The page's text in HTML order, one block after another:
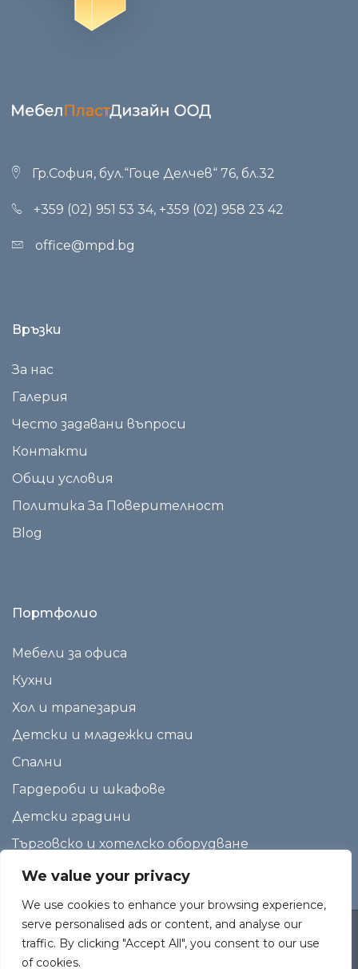
We value your privacy
We use cookies to enhance your browsing experience,
serve personalised ads or content, and analyse our
traffic. By clicking "Accept All", you consent to our use
of cookies.
Гр.София, бул.“Гоце Делчев“ 76, бл.32
+359 (02) 951 53 34, +359 (02) 958 23 42
office@mpd.bg
Връзки
За нас
Галерия
Често задавани въпроси
Контакти
Общи условия
Политика За Поверителност
Blog
Портфолио
Мебели за офиса
Кухни
Хол и трапезария
Детски и младежки стаи
Спални
Гардероби и шкафове
Детски градини
Търговско и хотелско оборудване
Copyright